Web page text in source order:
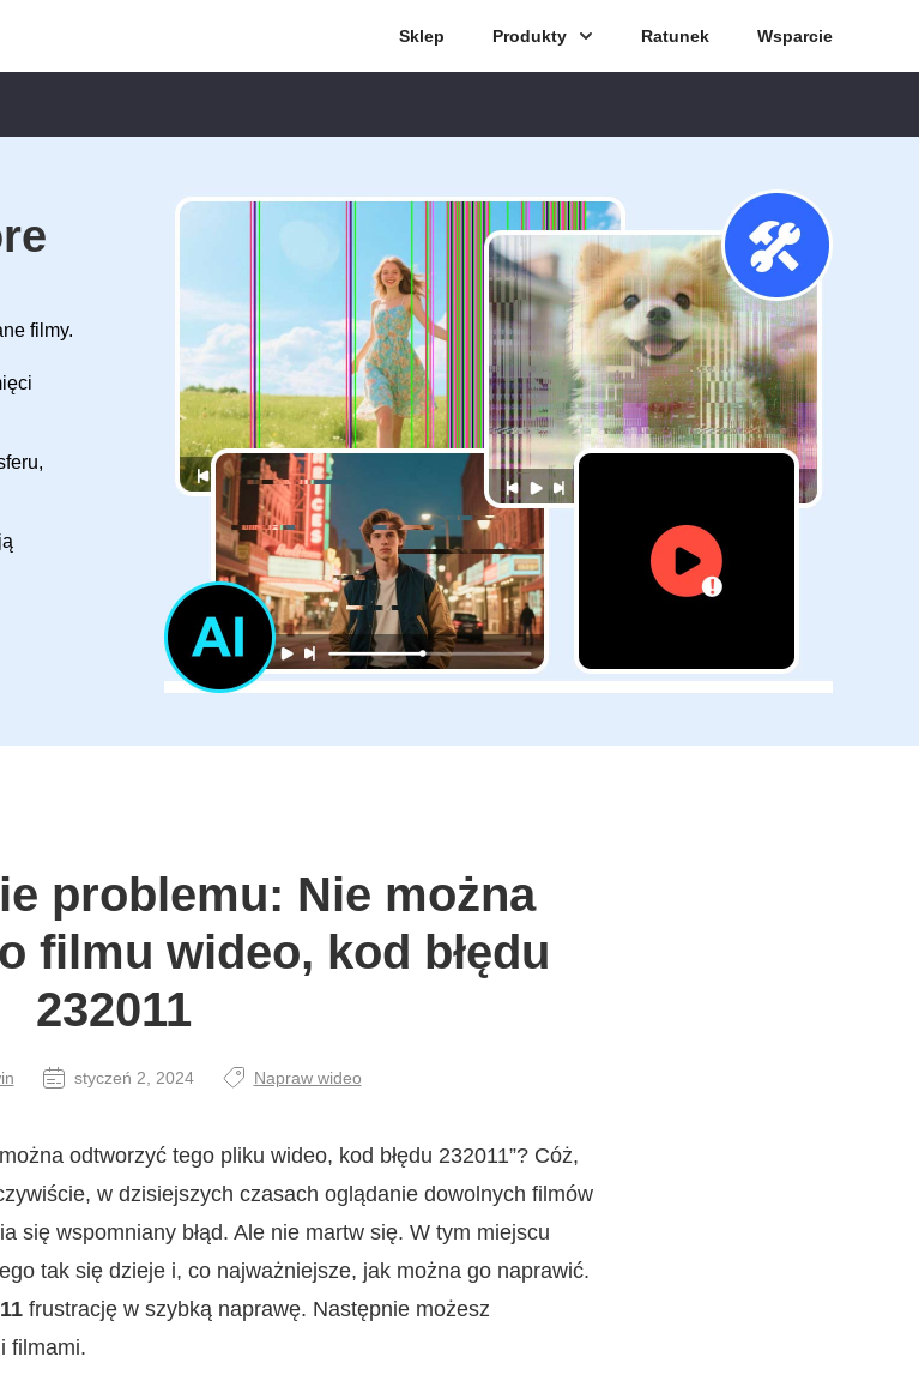
Sklep Produkty Ratunek Wsparcie
filmy.
problemu: Nie można
filmu wideo, kod błędu
232011
styczeń 2, 2024 Napraw wideo
odtworzyć tego pliku wideo, kod błędu 232011”? Cóż,
w dzisiejszych czasach oglądanie dowolnych filmów
się wspomniany błąd. Ale nie martw się. W tym miejscu
tak się dzieje i, co najważniejsze, jak można go naprawić.
frustrację w szybką naprawę. Następnie możesz
filmami.